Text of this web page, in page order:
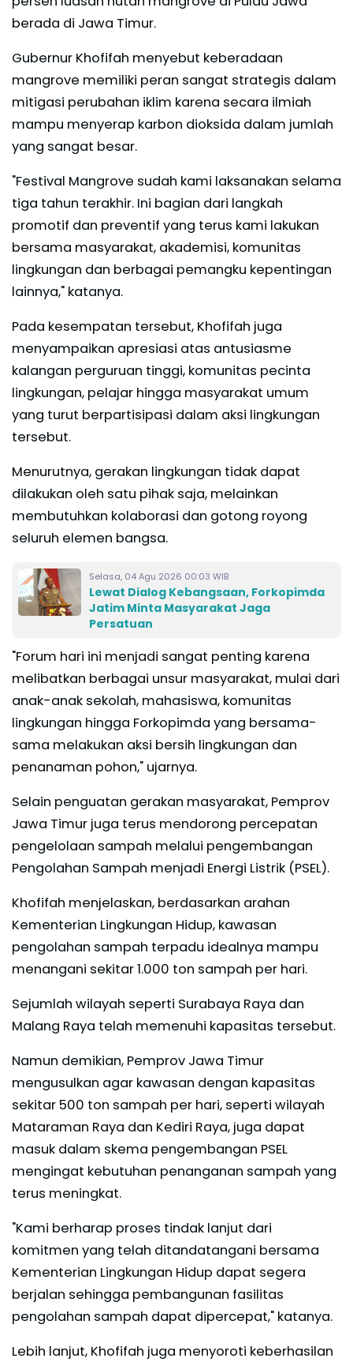
berada di Jawa Timur.
Gubernur Khofifah menyebut keberadaan
mangrove memiliki peran sangat strategis dalam
mitigasi perubahan iklim karena secara ilmiah
mampu menyerap karbon dioksida dalam jumlah
yang sangat besar.
"Festival Mangrove sudah kami laksanakan selama
tiga tahun terakhir. Ini bagian dari langkah
promotif dan preventif yang terus kami lakukan
bersama masyarakat, akademisi, komunitas
lingkungan dan berbagai pemangku kepentingan
lainnya," katanya.
Pada kesempatan tersebut, Khofifah juga
menyampaikan apresiasi atas antusiasme
kalangan perguruan tinggi, komunitas pecinta
lingkungan, pelajar hingga masyarakat umum
yang turut berpartisipasi dalam aksi lingkungan
tersebut.
Menurutnya, gerakan lingkungan tidak dapat
dilakukan oleh satu pihak saja, melainkan
membutuhkan kolaborasi dan gotong royong
seluruh elemen bangsa.
Selasa, 04 Agu 2026 00:03 WIB
Lewat Dialog Kebangsaan, Forkopimda
Jatim Minta Masyarakat Jaga
Persatuan
"Forum hari ini menjadi sangat penting karena
melibatkan berbagai unsur masyarakat, mulai dari
anak-anak sekolah, mahasiswa, komunitas
lingkungan hingga Forkopimda yang bersama-
sama melakukan aksi bersih lingkungan dan
penanaman pohon," ujarnya.
Selain penguatan gerakan masyarakat, Pemprov
Jawa Timur juga terus mendorong percepatan
pengelolaan sampah melalui pengembangan
Pengolahan Sampah menjadi Energi Listrik (PSEL).
Khofifah menjelaskan, berdasarkan arahan
Kementerian Lingkungan Hidup, kawasan
pengolahan sampah terpadu idealnya mampu
menangani sekitar 1.000 ton sampah per hari.
Sejumlah wilayah seperti Surabaya Raya dan
Malang Raya telah memenuhi kapasitas tersebut.
Namun demikian, Pemprov Jawa Timur
mengusulkan agar kawasan dengan kapasitas
sekitar 500 ton sampah per hari, seperti wilayah
Mataraman Raya dan Kediri Raya, juga dapat
masuk dalam skema pengembangan PSEL
mengingat kebutuhan penanganan sampah yang
terus meningkat.
"Kami berharap proses tindak lanjut dari
komitmen yang telah ditandatangani bersama
Kementerian Lingkungan Hidup dapat segera
berjalan sehingga pembangunan fasilitas
pengolahan sampah dapat dipercepat," katanya.
Lebih lanjut, Khofifah juga menyoroti keberhasilan